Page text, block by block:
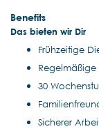
Benefits
Das bieten wir Dir
Frühzeitige
Regelmäßige
30
Sicherer